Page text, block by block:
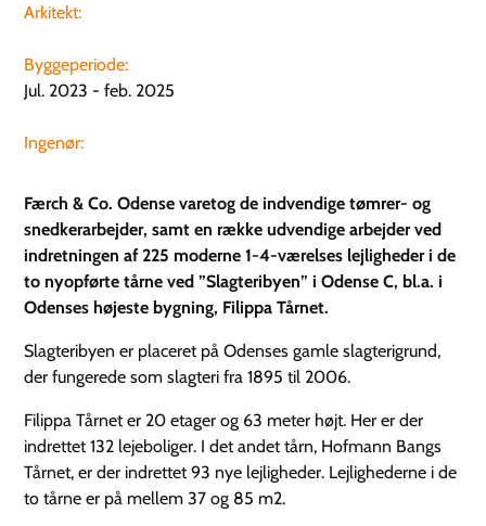
Arkitekt:
Byggeperiode:
Jul. 2023 - feb. 2025
Ingenør:
Færch & Co. Odense varetog de indvendige tømrer- og
snedkerarbejder, samt en række udvendige arbejder ved
indretningen af 225 moderne 1-4-værelses lejligheder i de
to nyopførte tårne ved ”Slagteribyen” i Odense C, bl.a. i
Odenses højeste bygning, Filippa Tårnet.
Slagteribyen er placeret på Odenses gamle slagterigrund,
der fungerede som slagteri fra 1895 til 2006.
Filippa Tårnet er 20 etager og 63 meter højt. Her er der
indrettet 132 lejeboliger. I det andet tårn, Hofmann Bangs
Tårnet, er der indrettet 93 nye lejligheder. Lejlighederne i de
to tårne er på mellem 37 og 85 m2.